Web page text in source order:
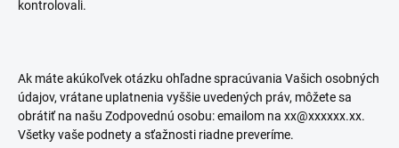
kontrolovali.
Ak máte akúkoľvek otázku ohľadne spracúvania Vašich osobných
údajov, vrátane uplatnenia vyššie uvedených práv, môžete sa
obrátiť na našu Zodpovednú osobu: emailom na xx@xxxxxx.xx.
Všetky vaše podnety a sťažnosti riadne preveríme.